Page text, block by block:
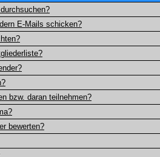
E-Mails schicken?
bzw. daran teilnehmen?
bewerten?